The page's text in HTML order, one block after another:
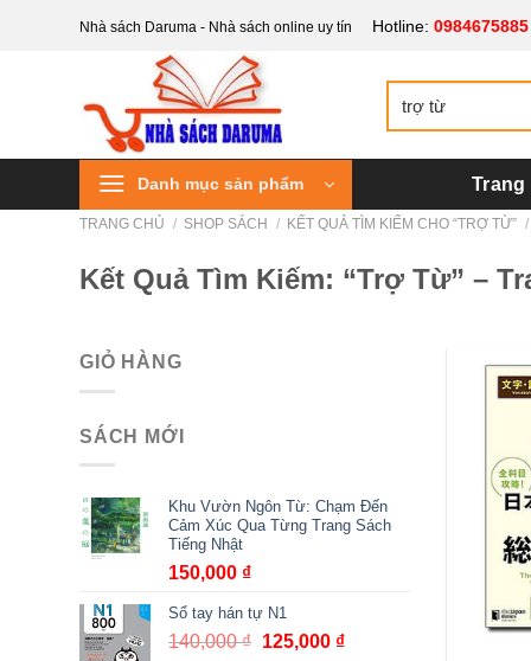
Nhà sách Daruma - Nhà sách online uy tín Hotline: 0984675885
kiếm:
Danh mục sản phẩm Trang
TRANG CHỦ / SHOP SÁCH / KẾT QUẢ TÌM KIẾM CHO “TRỢ TỪ” /
Kết Quả Tìm Kiếm: “trợ Từ” –
GIỎ HÀNG
SÁCH MỚI
Khu Vườn Ngôn Từ: Chạm Đến
Cảm Xúc Qua Từng Trang Sách
Tiếng Nhật
150,000 ₫
Sổ tay hán tự N1
140,000₫ Giá
125,000 ₫Giá